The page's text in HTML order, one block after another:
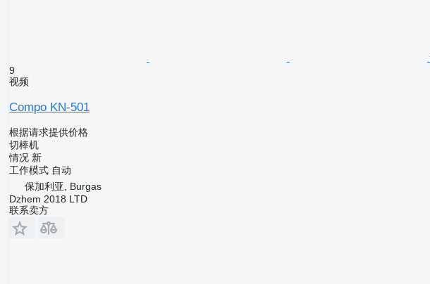
9
视频
Compo KN-501
根据请求提供价格
切棒机
情况新
工作模式 自动
保加利亚, Burgas
Dzhem 2018 LTD
联系卖方